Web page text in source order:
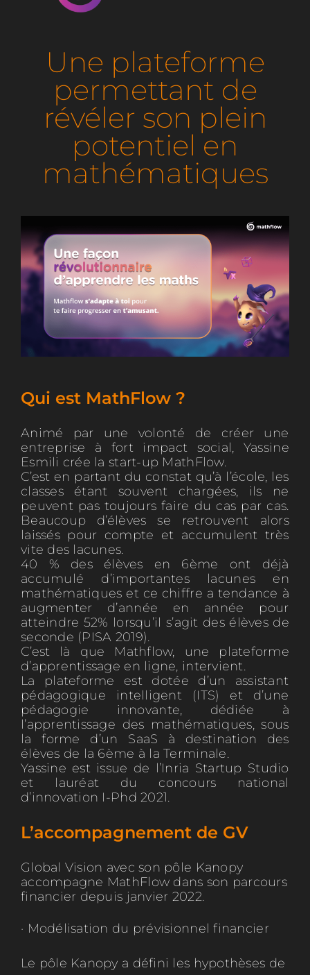
Une plateforme
permettant de
révéler son plein
potentiel en
mathématiques
Qui est MathFlow ?
Animé par une volonté de créer une
entreprise à fort impact social, Yassine
Esmili crée la start-up MathFlow.
C’est en partant du constat qu’à l’école, les
classes étant souvent chargées, ils ne
peuvent pas toujours faire du cas par cas.
Beaucoup d’élèves se retrouvent alors
laissés pour compte et accumulent très
vite des lacunes.
40 % des élèves en 6ème ont déjà
accumulé d’importantes lacunes en
mathématiques et ce chiffre a tendance à
augmenter d’année en année pour
atteindre 52% lorsqu’il s’agit des élèves de
seconde (PISA 2019).
C’est là que Mathflow, une plateforme
d’apprentissage en ligne, intervient.
La plateforme est dotée d’un assistant
pédagogique intelligent (ITS) et d’une
pédagogie innovante, dédiée à
l’apprentissage des mathématiques, sous
la forme d’un SaaS à destination des
élèves de la 6ème à la Terminale.
Yassine est issue de l’Inria Startup Studio
et lauréat du concours national
d’innovation I-Phd 2021.
L’accompagnement de GV
Global Vision avec son pôle Kanopy
accompagne MathFlow dans son parcours
financier depuis janvier 2022.
· Modélisation du prévisionnel financier
Le pôle Kanopy a défini les hypothèses de